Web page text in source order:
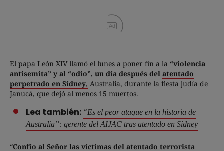
Ad
El papa León XIV llamó el lunes a poner fin a la “violencia
antisemita” y al “odio”, un día después del atentado
perpetrado en Sídney, Australia, durante la fiesta judía de
Janucá, que dejó al menos 15 muertos.
Lea también: “Es el peor ataque en la historia de
Australia”: gerente del AIJAC tras atentado en Sídney
“Confío al Señor las víctimas del atentado terrorista